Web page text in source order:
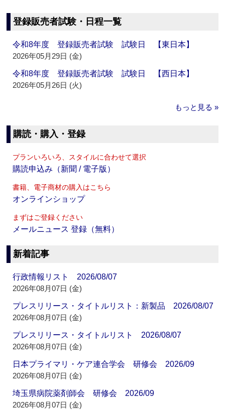
登録販売者試験・日程一覧
令和8年度 登録販売者試験 試験日 【東日本】
2026年05月29日 (金)
令和8年度 登録販売者試験 試験日 【西日本】
2026年05月26日 (火)
もっと見る »
購読・購入・登録
プランいろいろ、スタイルに合わせて選択
購読申込み（新聞 / 電子版）
書籍、電子商材の購入はこちら
オンラインショップ
まずはご登録ください
メールニュース 登録（無料）
新着記事
行政情報リスト 2026/08/07
2026年08月07日 (金)
プレスリリース・タイトルリスト：新製品 2026/08/07
2026年08月07日 (金)
プレスリリース・タイトルリスト 2026/08/07
2026年08月07日 (金)
日本プライマリ・ケア連合学会 研修会 2026/09
2026年08月07日 (金)
埼玉県病院薬剤師会 研修会 2026/09
2026年08月07日 (金)